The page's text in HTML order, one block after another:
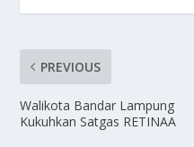
PREVIOUS
Walikota Bandar Lampung
Kukuhkan Satgas RETINAA